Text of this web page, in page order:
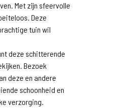
Met zijn sfeervolle
Deze
tuin wil
deze schitterende
Bezoek
deze en andere
schoonheid en
verzorging.